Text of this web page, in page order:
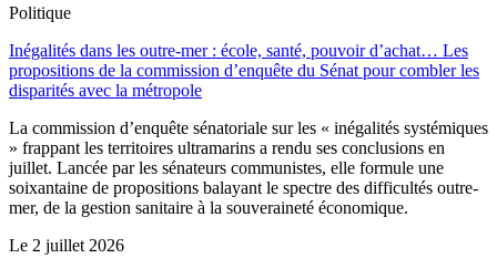
Politique
Inégalités dans les outre-mer : école, santé, pouvoir d’achat… Les
propositions de la commission d’enquête du Sénat pour combler les
disparités avec la métropole
La commission d’enquête sénatoriale sur les « inégalités systémiques
» frappant les territoires ultramarins a rendu ses conclusions en
juillet. Lancée par les sénateurs communistes, elle formule une
soixantaine de propositions balayant le spectre des difficultés outre-
mer, de la gestion sanitaire à la souveraineté économique.
Le 2 juillet 2026